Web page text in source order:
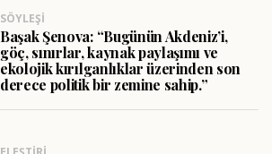
SÖYLEŞI
Başak Şenova: “Bugünün Akdeniz’i,
göç, sınırlar, kaynak paylaşımı ve
ekolojik kırılganlıklar üzerinden son
derece politik bir zemine sahip.”